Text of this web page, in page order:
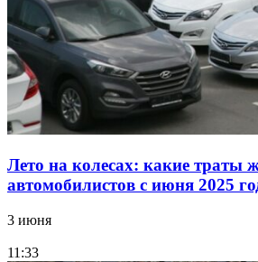
Лето на колесах: какие траты
автомобилистов с июня 2025
3 июня
11:33